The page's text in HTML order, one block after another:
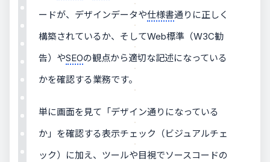
ードが、デザインデータや仕様書通りに正しく
構築されているか、そしてWeb標準（W3C勧
告）やSEOの観点から適切な記述になっている
かを確認する業務です。
単に画面を見て「デザイン通りになっている
か」を確認する表示チェック（ビジュアルチェ
ック）に加え、ツールや目視でソースコードの